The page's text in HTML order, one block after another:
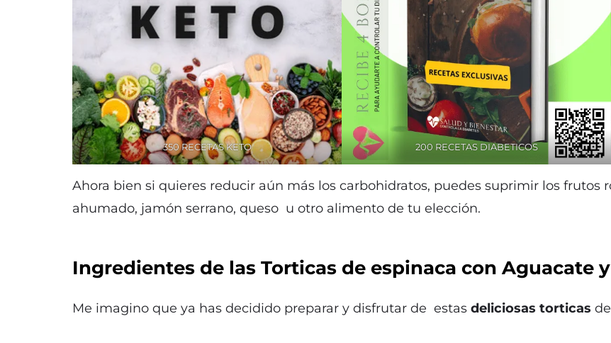
350 RECETAS KETO 200 RECETAS DIABETICOS
Ahora bien si quieres reducir aún más los carbohidratos, puedes suprimir los frutos
ahumado, jamón serrano, queso u otro alimento de tu elección.
Ingredientes de las Torticas de espinaca con Aguacate
Me imagino que ya has decidido preparar y disfrutar de estas deliciosas torticas